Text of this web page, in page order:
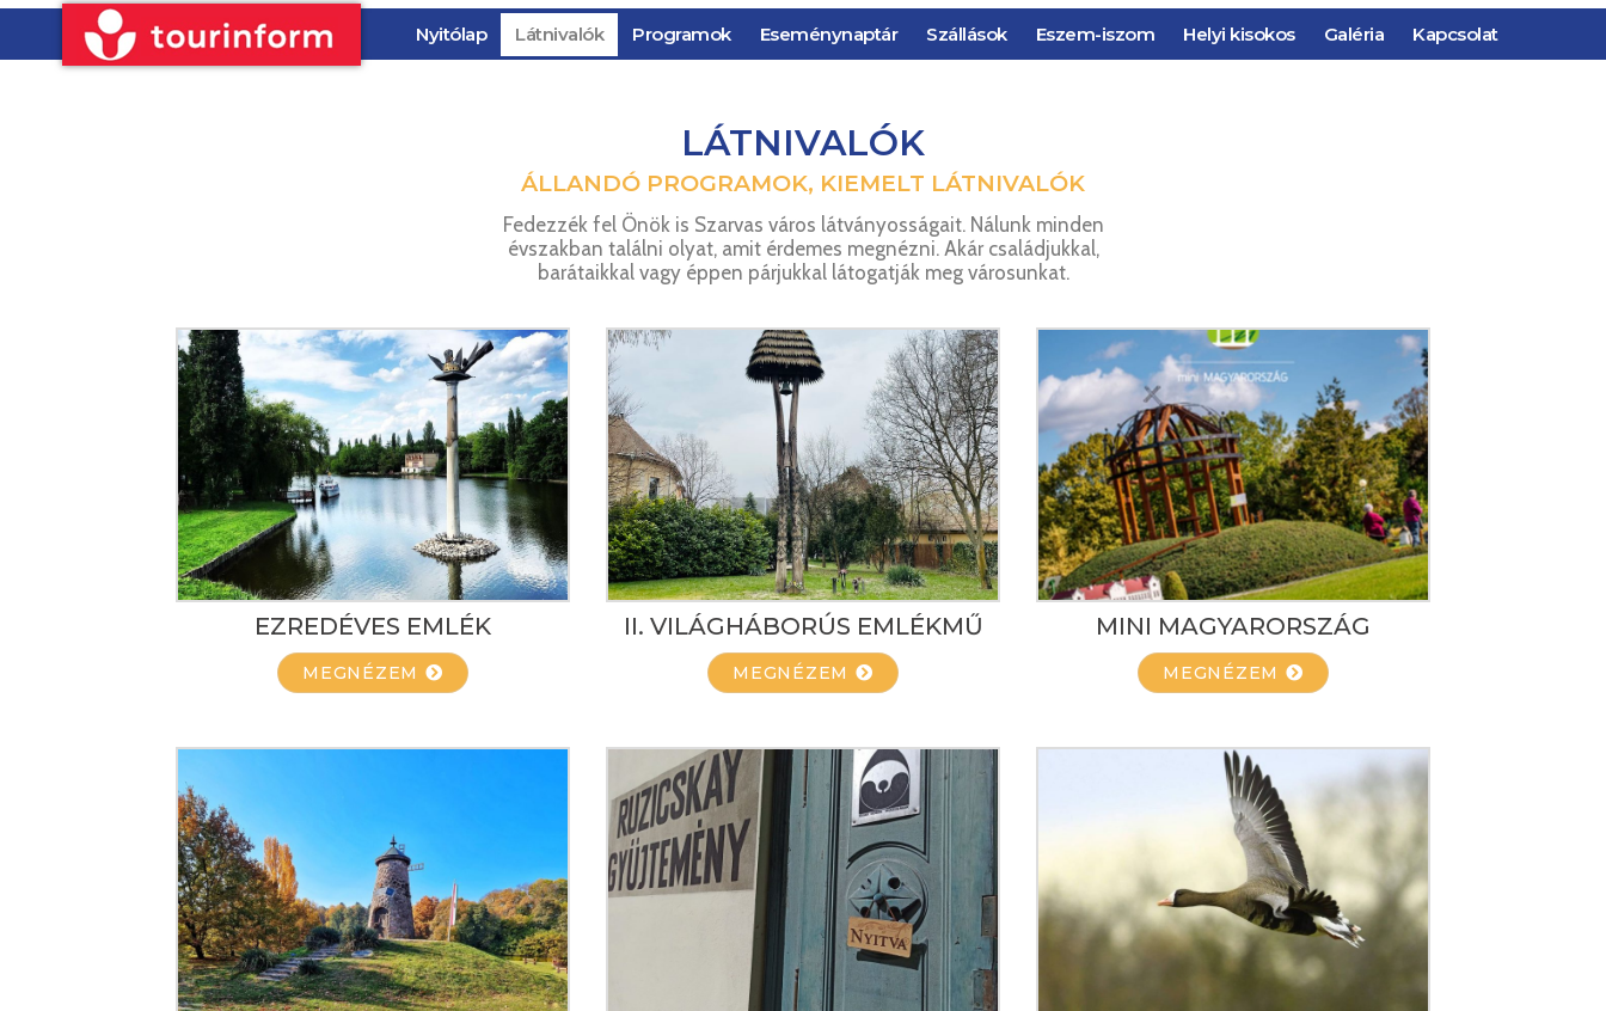
Nyitólap Látnivalók Programok Eseménynaptár Szállások Eszem-iszom Helyi kisokos Galéria Kapcsolat
LÁTNIVALÓK
ÁLLANDÓ PROGRAMOK, KIEMELT LÁTNIVALÓK
Fedezzék fel Önök is Szarvas város látványosságait. Nálunk minden
évszakban találni olyat, amit érdemes megnézni. Akár családjukkal,
barátaikkal vagy éppen párjukkal látogatják meg városunkat.
EZREDÉVES EMLÉK
MEGNÉZEM
II. VILÁGHÁBORÚS EMLÉKMŰ
MEGNÉZEM
MINI MAGYARORSZÁG
MEGNÉZEM